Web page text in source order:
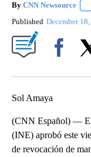
By CNN Newsource
Published December
Sol Amaya
(CNN Español) —
(INE) aprobó este
de revocación de